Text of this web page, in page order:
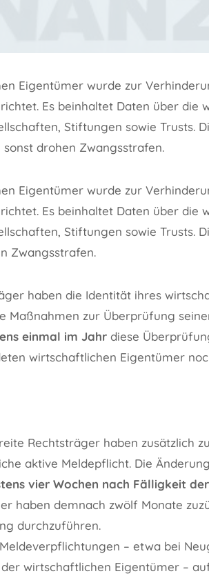
Eigentümer wurde zur
Es beinhaltet Daten über die
Stiftungen sowie Trusts.
drohen Zwangsstrafen.
Eigentümer wurde zur
Es beinhaltet Daten über die
Stiftungen sowie Trusts.
Zwangsstrafen.
haben die Identität ihres
Maßnahmen zur Überprüfung
einmal im Jahr diese
wirtschaftlichen Eigentümer
Rechtsträger haben zusätzlich
aktive Meldepflicht. Die
vier Wochen nach Fälligkeit
haben demnach zwölf Monate
durchzuführen.
– etwa bei
wirtschaftlichen Eigentümer –